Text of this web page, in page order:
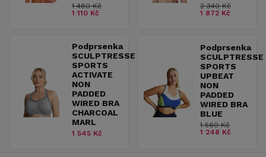
1 480 Kč
1 110 Kč
2 340 Kč
1 872 Kč
Podprsenka
SCULPTRESSE
SPORTS
ACTIVATE
NON
PADDED
WIRED BRA
CHARCOAL
MARL
1 545 Kč
Podprsenka
SCULPTRESSE
SPORTS
UPBEAT
NON
PADDED
WIRED BRA
BLUE
1 560 Kč
1 248 Kč